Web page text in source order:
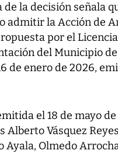
la decisión señala
admitir la Acción de
por el
del Municipio
de enero de 2026,
el 18 de mayo
Vásquez
Ayala, Olmedo